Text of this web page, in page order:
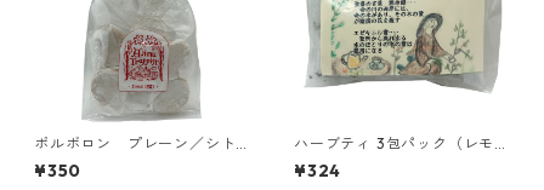
ポルボロン プレーン／シト
ー会 安心院（あじむ）トラ
ピスチヌ修道院
¥350
ハーブティ 3包パック（レモン
バーベナ、ローズマリー、リ
ンデンフラワー）3包パック／
¥324